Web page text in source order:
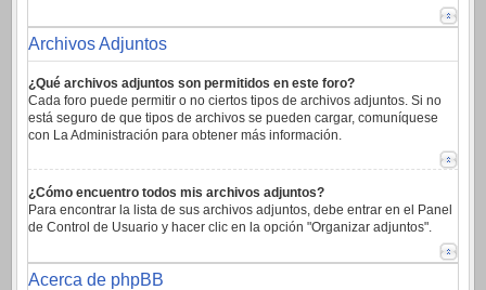
Archivos Adjuntos
¿Qué archivos adjuntos son permitidos en este foro?
Cada foro puede permitir o no ciertos tipos de archivos adjuntos. Si no
está seguro de que tipos de archivos se pueden cargar, comuníquese
con La Administración para obtener más información.
¿Cómo encuentro todos mis archivos adjuntos?
Para encontrar la lista de sus archivos adjuntos, debe entrar en el Panel
de Control de Usuario y hacer clic en la opción "Organizar adjuntos".
Acerca de phpBB